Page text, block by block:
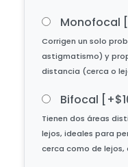
Monofocal
Bifocal